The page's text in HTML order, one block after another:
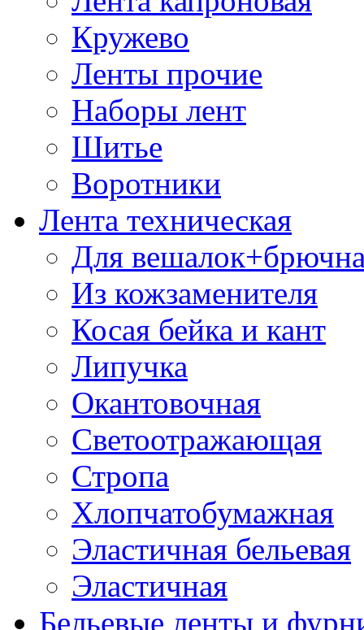
Кружево
Ленты прочие
Наборы лент
Шитье
Воротники
Лента техническая
Для
Из кожзаменителя
Косая бейка и кант
Липучка
Окантовочная
Светоотражающая
Стропа
Хлопчатобумажная
Эластичная бельевая
Эластичная
Бельевые ленты и